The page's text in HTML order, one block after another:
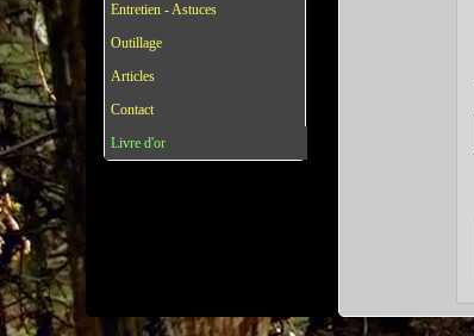
Entretien - Astuces
Outillage
Articles
Contact
Livre d'or